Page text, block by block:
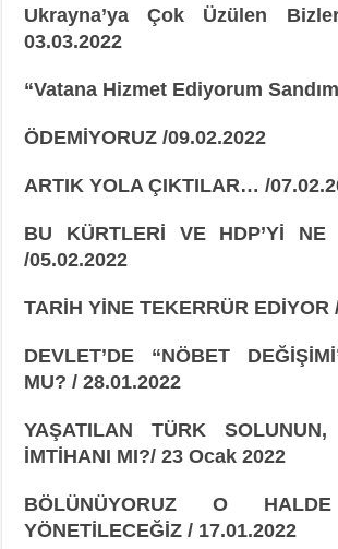
Ukrayna’ya Çok Üzülen
03.03.2022
“Vatana Hizmet Ediyorum
ÖDEMİYORUZ /09.02.2022
ARTIK YOLA ÇIKTILAR… /
BU KÜRTLERİ VE HDP’Yİ NE
/05.02.2022
TARİH YİNE TEKERRÜR EDİYOR
DEVLET’DE “NÖBET
MU? / 28.01.2022
YAŞATILAN TÜRK SOLUNUN,
İMTİHANI MI?/ 23 Ocak 2022
BÖLÜNÜYORUZ O
YÖNETİLECEĞİZ / 17.01.2022